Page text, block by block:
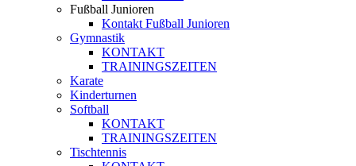
Fußball Junioren
Kontakt Fußball Junioren
Gymnastik
KONTAKT
TRAININGSZEITEN
Karate
Kinderturnen
Softball
KONTAKT
TRAININGSZEITEN
Tischtennis